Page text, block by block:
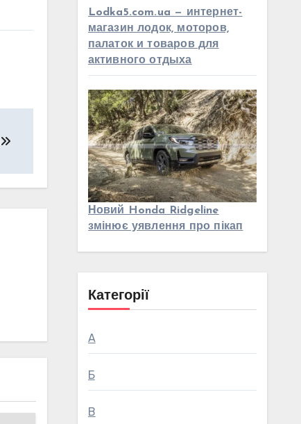
Lodka5.com.ua — интернет-
магазин лодок, моторов,
палаток и товаров для
активного отдыха
Новий Honda Ridgeline
змінює уявлення про пікап
Категорії
А
Б
В